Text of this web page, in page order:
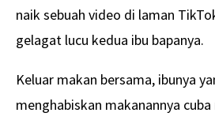
naik sebuah video di laman
gelagat lucu kedua ibu bapanya.
Keluar makan bersama, ibunya
menghabiskan makanannya